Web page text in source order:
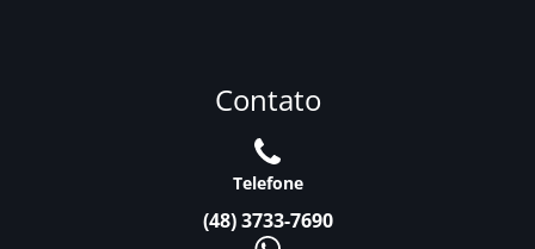
Contato
Telefone
(48) 3733-7690